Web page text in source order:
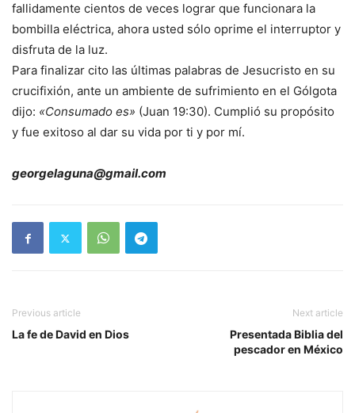
fallidamente cientos de veces lograr que funcionara la
bombilla eléctrica, ahora usted sólo oprime el interruptor y
disfruta de la luz.
Para finalizar cito las últimas palabras de Jesucristo en su
crucifixión, ante un ambiente de sufrimiento en el Gólgota
dijo: «Consumado es» (Juan 19:30). Cumplió su propósito
y fue exitoso al dar su vida por ti y por mí.
georgelaguna@gmail.com
Previous article
La fe de David en Dios
Next article
Presentada Biblia del
pescador en México